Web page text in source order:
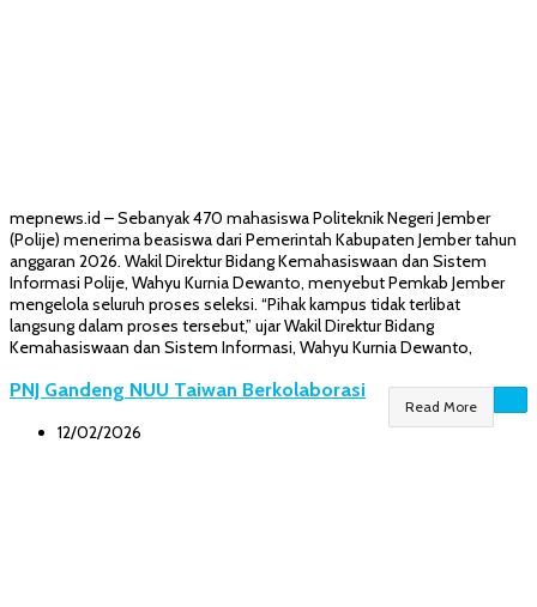
mepnews.id – Sebanyak 470 mahasiswa Politeknik Negeri Jember
(Polije) menerima beasiswa dari Pemerintah Kabupaten Jember tahun
anggaran 2026. Wakil Direktur Bidang Kemahasiswaan dan Sistem
Informasi Polije, Wahyu Kurnia Dewanto, menyebut Pemkab Jember
mengelola seluruh proses seleksi. “Pihak kampus tidak terlibat
langsung dalam proses tersebut,” ujar Wakil Direktur Bidang
Kemahasiswaan dan Sistem Informasi, Wahyu Kurnia Dewanto,
Read More
PNJ Gandeng NUU Taiwan Berkolaborasi
12/02/2026